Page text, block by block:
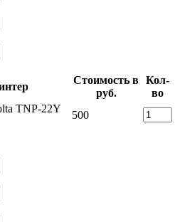
Стоимость в
руб.
Кол-
во
TNP-22Y
500